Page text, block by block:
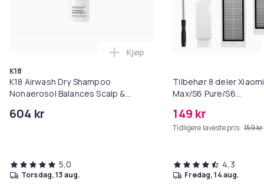
K18
K18 Airwash Dry Shampoo
Nonaerosol Balances Scalp &
604 kr
Legg K18 Airwash Dry
Kjøp
5,0
torsdag, 13 aug.
Tilbehør 8 deler
Max/S6 Pure/S6
149 kr
Tidligere laveste pris: 159 kr
4,3
fredag, 14 aug.